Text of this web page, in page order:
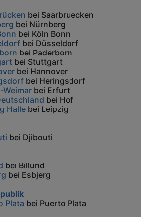
bei Saarbruecken
bei Nürnberg
bei Köln Bonn
bei Düsseldorf
bei Paderborn
bei Stuttgart
bei Hannover
bei Heringsdorf
Weimar bei Erfurt
bei Hof
Halle bei Leipzig
bei Djibouti
bei Billund
bei Esbjerg
Plata bei Puerto Plata